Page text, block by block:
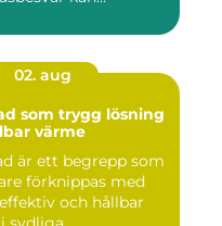
02. aug
som trygg lösning
värme
är ett begrepp som
förknippas med
och hållbar